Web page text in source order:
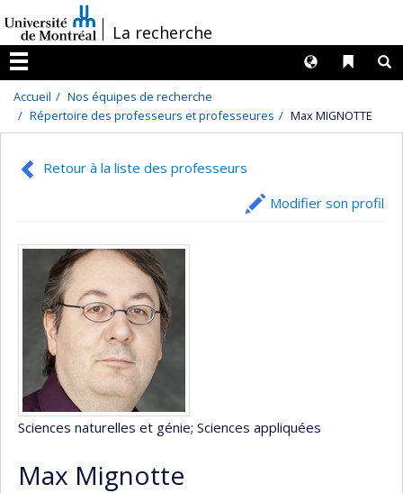
au
contenu
/La recherche
Menu
Liens
Langues
Accueil
Nos équipes de recherche
Répertoire des professeurs et professeures
Max MIGNOTTE
Retour à la liste des professeurs
Modifier son profil
Sciences naturelles et génie; Sciences appliquées
Max Mignotte